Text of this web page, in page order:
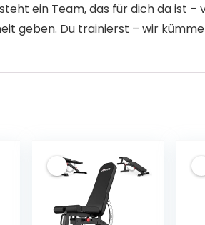
steht ein Team, das für dich da
geben. Du trainierst – wir